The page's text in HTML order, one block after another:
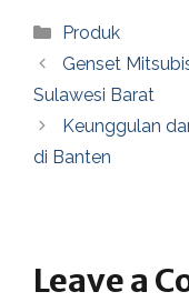
Categories
Produk
Genset
Sulawesi Barat
Keunggulan
di Banten
Leave a